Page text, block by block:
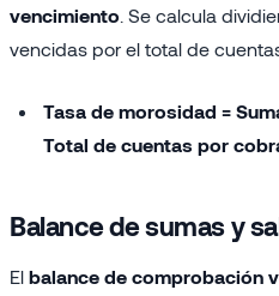
vencimiento . Se calcula
vencidas por el total de
Tasa de morosidad =
Total de cuentas por
Balance de sumas y
El balance de comprobación